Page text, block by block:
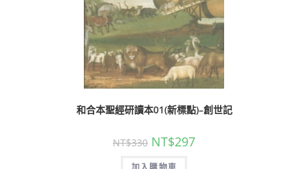
和合本聖經研讀本01(新標點)–創世記
NT$330 NT$297